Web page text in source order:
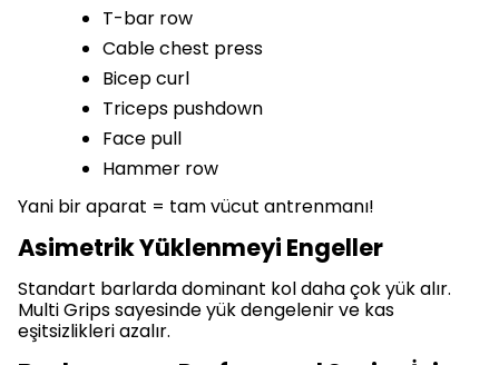
T-bar row
Cable chest press
Bicep curl
Triceps pushdown
Face pull
Hammer row
Yani bir aparat = tam vücut antrenmanı!
Asimetrik Yüklenmeyi Engeller
Standart barlarda dominant kol daha çok yük alır.
Multi Grips sayesinde yük dengelenir ve kas
eşitsizlikleri azalır.